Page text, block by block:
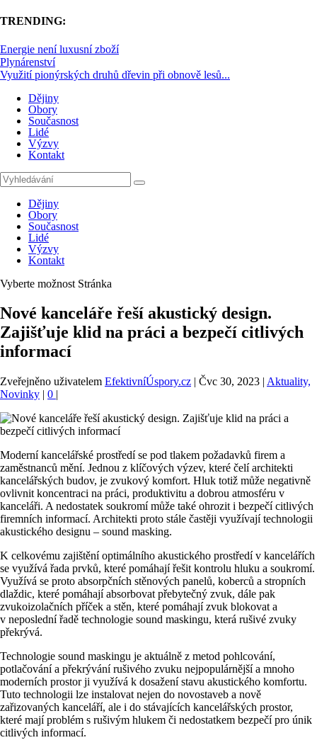
TRENDING:
Energie není luxusní zboží
Plynárenství
Využití pionýrských druhů dřevin při obnově lesů...
Dějiny
Obory
Současnost
Lidé
Výzvy
Kontakt
Dějiny
Obory
Současnost
Lidé
Výzvy
Kontakt
Vyberte možnost Stránka
Nové kanceláře řeší akustický design.
Zajišťuje klid na práci a bezpečí citlivých
informací
Zveřejněno uživatelem EfektivníÚspory.cz | Čvc 30, 2023 | Aktuality,
Novinky | 0 |
Moderní kancelářské prostředí se pod tlakem požadavků firem a
zaměstnanců mění. Jednou z klíčových výzev, které čelí architekti
kancelářských budov, je zvukový komfort. Hluk totiž může negativně
ovlivnit koncentraci na práci, produktivitu a dobrou atmosféru v
kanceláři. A nedostatek soukromí může také ohrozit i bezpečí citlivých
firemních informací. Architekti proto stále častěji využívají technologii
akustického designu – sound masking.
K celkovému zajištění optimálního akustického prostředí v kancelářích
se využívá řada prvků, které pomáhají řešit kontrolu hluku a soukromí.
Využívá se proto absorpčních stěnových panelů, koberců a stropních
dlaždic, které pomáhají absorbovat přebytečný zvuk, dále pak
zvukoizolačních příček a stěn, které pomáhají zvuk blokovat a
v neposlední řadě technologie sound maskingu, která rušivé zvuky
překrývá.
Technologie sound maskingu je aktuálně z metod pohlcování,
potlačování a překrývání rušivého zvuku nejpopulárnější a mnoho
moderních prostor ji využívá k dosažení stavu akustického komfortu.
Tuto technologii lze instalovat nejen do novostaveb a nově
zařizovaných kanceláří, ale i do stávajících kancelářských prostor,
které mají problém s rušivým hlukem či nedostatkem bezpečí pro únik
citlivých informací.